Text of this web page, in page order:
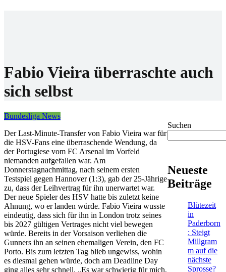
Fabio Vieira überraschte auch
sich selbst
Bundesliga News
Der Last-Minute-Transfer von Fabio Vieira war für
die HSV-Fans eine überraschende Wendung, da
der Portugiese vom FC Arsenal im Vorfeld
niemanden aufgefallen war. Am
Donnerstagnachmittag, nach seinem ersten
Testspiel gegen Hannover (1:3), gab der 25-Jährige
zu, dass der Leihvertrag für ihn unerwartet war.
Der neue Spieler des HSV hatte bis zuletzt keine
Ahnung, wo er landen würde. Fabio Vieira wusste
eindeutig, dass sich für ihn in London trotz seines
bis 2027 gültigen Vertrages nicht viel bewegen
würde. Bereits in der Vorsaison verliehen die
Gunners ihn an seinen ehemaligen Verein, den FC
Porto. Bis zum letzten Tag blieb ungewiss, wohin
es diesmal gehen würde, doch am Deadline Day
ging alles sehr schnell. „Es war schwierig für mich,
Suchen
Neueste
Beiträge
Blütezeit
in
Paderborn
: Steigt
Millgram
m auf die
nächste
Sprosse?